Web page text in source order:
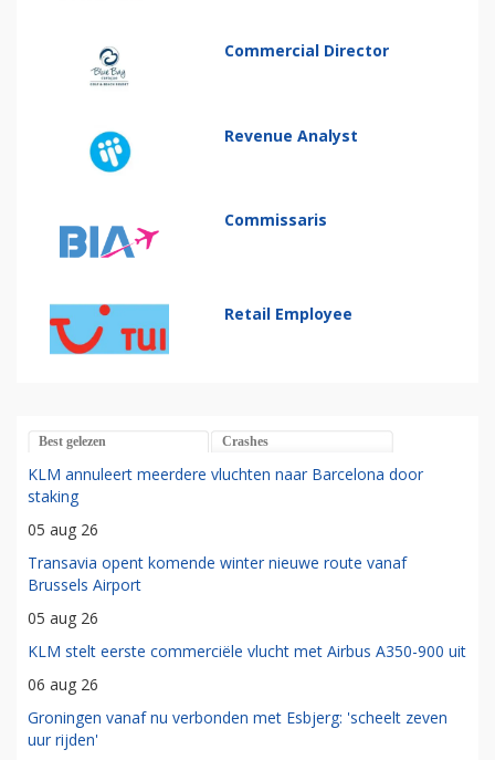
Commercial Director
Revenue Analyst
Commissaris
Retail Employee
Best gelezen Crashes
KLM annuleert meerdere vluchten naar Barcelona door
staking
05 aug 26
Transavia opent komende winter nieuwe route vanaf
Brussels Airport
05 aug 26
KLM stelt eerste commerciële vlucht met Airbus A350-900 uit
06 aug 26
Groningen vanaf nu verbonden met Esbjerg: 'scheelt zeven
uur rijden'